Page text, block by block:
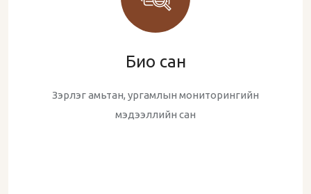
Био сан
Зэрлэг амьтан, ургамлын мониторингийн
мэдээллийн сан